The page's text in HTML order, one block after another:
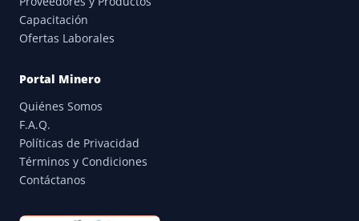
Capacitación
Ofertas Laborales
Portal Minero
Quiénes Somos
F.A.Q.
Políticas de Privacidad
Términos y Condiciones
Contáctanos